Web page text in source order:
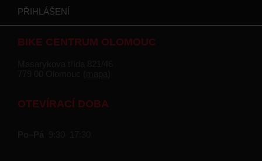
PŘIHLÁŠENÍ
BIKE CENTRUM OLOMOUC
OTEVÍRACÍ DOBA